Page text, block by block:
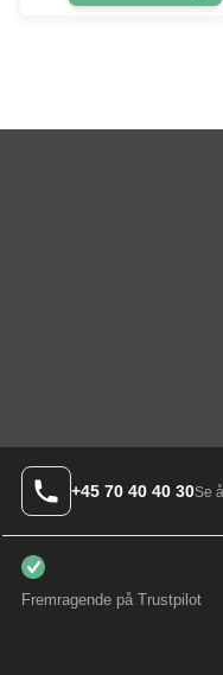
+45 70 40 40 30Se
Fremragende på Trustpilot